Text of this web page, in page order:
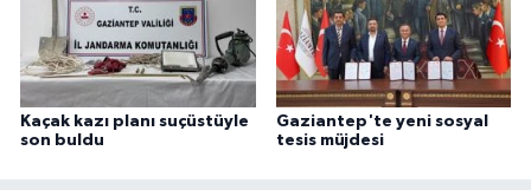
Kaçak kazı planı suçüstüyle
son buldu
Gaziantep'te yeni sosyal
tesis müjdesi